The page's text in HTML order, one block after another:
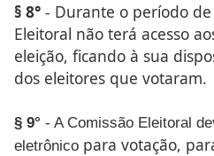
§ 8° - Durante o período de
Eleitoral não terá acesso
eleição, ficando à sua
dos eleitores que votaram.
§ 9° - A Comissão Eleitoral
eletrônico para votação,